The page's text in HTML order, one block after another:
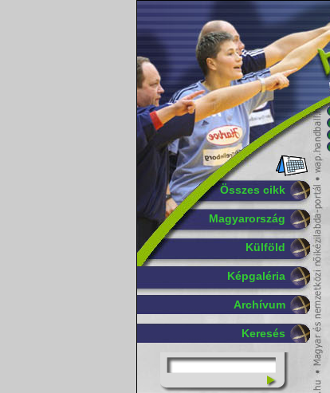
Összes cikk
Magyarország
Külföld
Képgaléria
Archívum
Keresés